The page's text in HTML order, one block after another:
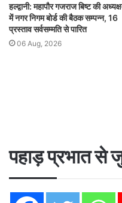
हल्द्वानी: महापौर गजराज बिष्ट की
में नगर निगम बोर्ड की बैठक सम्पन्न, 16
प्रस्ताव सर्वसम्मति से पारित
06 Aug, 2026
पहाड़ प्रभात से